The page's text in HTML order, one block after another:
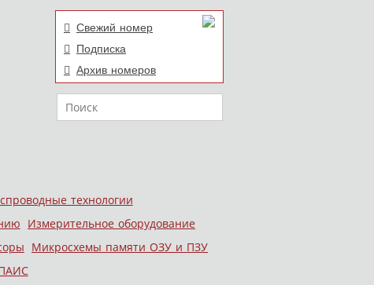
Свежий номер
Подписка
Архив номеров
Поиск
технологии
Измерительное оборудование
Микросхемы памяти ОЗУ и ПЗУ